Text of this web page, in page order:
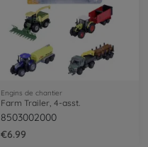
Engins de chantier
Farm Trailer, 4-asst.
8503002000
€6.99